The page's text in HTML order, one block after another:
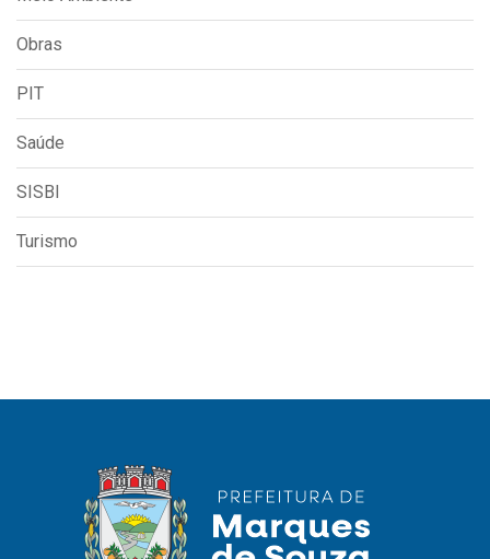
Obras
PIT
Saúde
SISBI
Turismo
preferências e visitas repetidas. Ao clicar em
“Aceitar”, você concorda com o uso de TODOS os
cookies..